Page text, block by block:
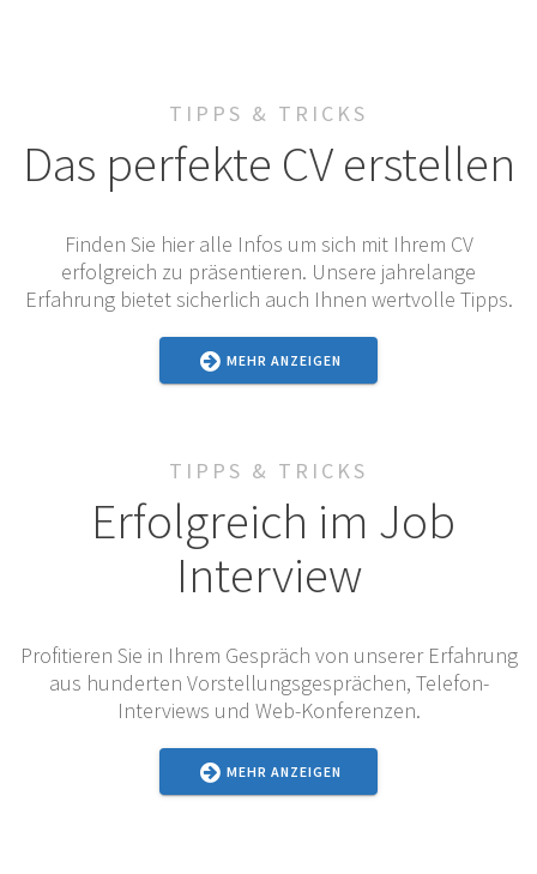
TIPPS & TRICKS
Das perfekte CV erstellen
Finden Sie hier alle Infos um sich mit Ihrem CV
erfolgreich zu präsentieren. Unsere jahrelange
Erfahrung bietet sicherlich auch Ihnen wertvolle Tipps.
MEHR ANZEIGEN
TIPPS & TRICKS
Erfolgreich im Job
Interview
Profitieren Sie in Ihrem Gespräch von unserer Erfahrung
aus hunderten Vorstellungsgesprächen, Telefon-
Interviews und Web-Konferenzen.
MEHR ANZEIGEN